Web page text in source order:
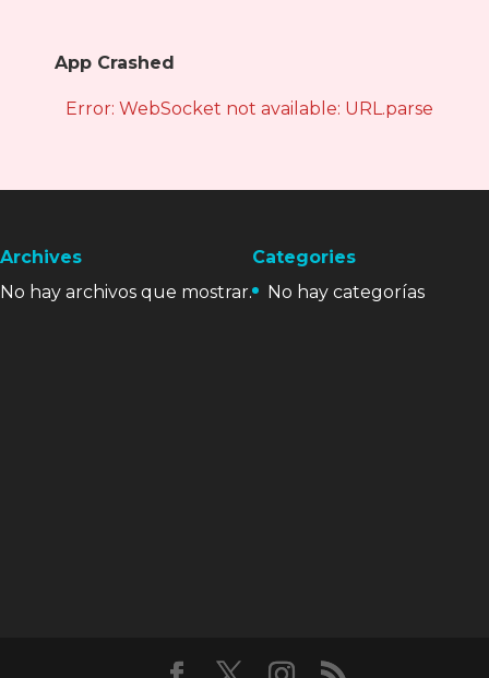
App Crashed
Error: WebSocket not available: URL.parse is
Archives
No hay archivos que mostrar.
Categories
No hay categorías